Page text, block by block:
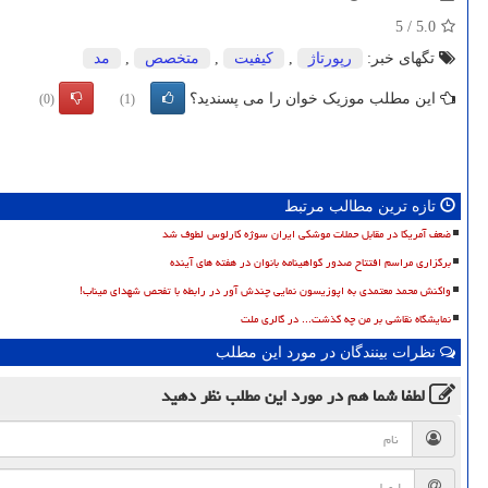
5.0
/
5
تگهای خبر:
رپورتاژ , كیفیت , متخصص , مد
این مطلب موزیک خوان را می پسندید؟ (1)
(0)
تازه ترین مطالب مرتبط
ضعف آمریکا در مقابل حملات موشکی ایران سوژه کارلوس لطوف شد
برگزاری مراسم افتتاح صدور گواهینامه بانوان در هفته های آینده
واکنش محمد معتمدی به اپوزیسون نمایی چندش آور در رابطه با تفحص شهدای میناب!
نمایشگاه نقاشی بر من چه گذشت... در گالری ملت
نظرات بینندگان در مورد این مطلب
لطفا شما همدر مورد این مطلبنظر دهید